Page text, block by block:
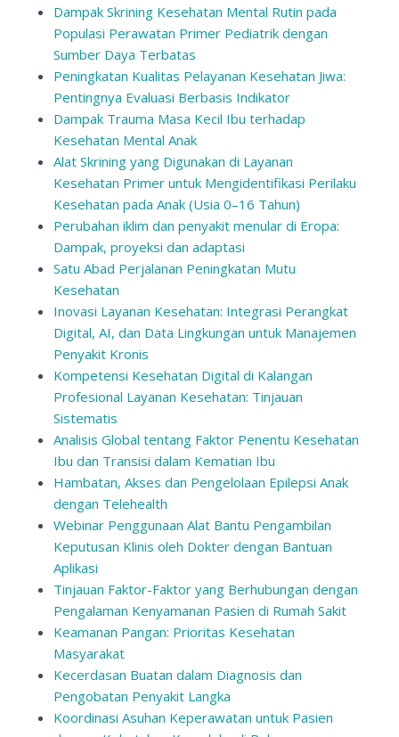
Dampak Skrining Kesehatan Mental Rutin pada
Populasi Perawatan Primer Pediatrik dengan
Sumber Daya Terbatas
Peningkatan Kualitas Pelayanan Kesehatan Jiwa:
Pentingnya Evaluasi Berbasis Indikator
Dampak Trauma Masa Kecil Ibu terhadap
Kesehatan Mental Anak
Alat Skrining yang Digunakan di Layanan
Kesehatan Primer untuk Mengidentifikasi Perilaku
Kesehatan pada Anak (Usia 0–16 Tahun)
Perubahan iklim dan penyakit menular di Eropa:
Dampak, proyeksi dan adaptasi
Satu Abad Perjalanan Peningkatan Mutu
Kesehatan
Inovasi Layanan Kesehatan: Integrasi Perangkat
Digital, AI, dan Data Lingkungan untuk Manajemen
Penyakit Kronis
Kompetensi Kesehatan Digital di Kalangan
Profesional Layanan Kesehatan: Tinjauan
Sistematis
Analisis Global tentang Faktor Penentu Kesehatan
Ibu dan Transisi dalam Kematian Ibu
Hambatan, Akses dan Pengelolaan Epilepsi Anak
dengan Telehealth
Webinar Penggunaan Alat Bantu Pengambilan
Keputusan Klinis oleh Dokter dengan Bantuan
Aplikasi
Tinjauan Faktor-Faktor yang Berhubungan dengan
Pengalaman Kenyamanan Pasien di Rumah Sakit
Keamanan Pangan: Prioritas Kesehatan
Masyarakat
Kecerdasan Buatan dalam Diagnosis dan
Pengobatan Penyakit Langka
Koordinasi Asuhan Keperawatan untuk Pasien